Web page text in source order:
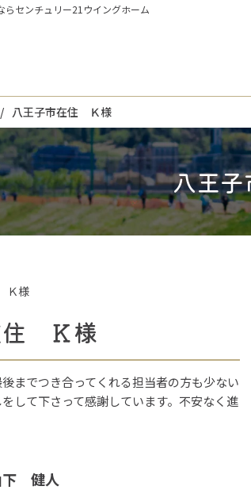
らセンチュリー21ウイングホーム
八王子市在住 Ｋ様
八王
Ｋ様
住 Ｋ様
までつき合ってくれる担当者の方も少ない
して下さって感謝しています。不安なく進
下 健人